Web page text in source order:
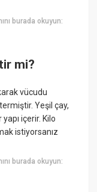
burada okuyun:
mi?
vücudu
Yeşil çay,
içerir. Kilo
istiyorsanız
burada okuyun: